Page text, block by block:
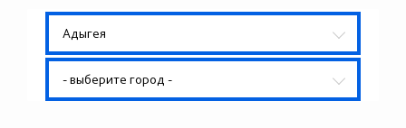
Адыгея
- выберите город -